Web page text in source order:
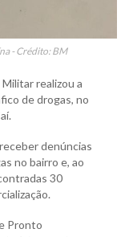
- Crédito: BM
realizou a
de drogas, no
denúncias
no bairro e, ao
30
Pronto